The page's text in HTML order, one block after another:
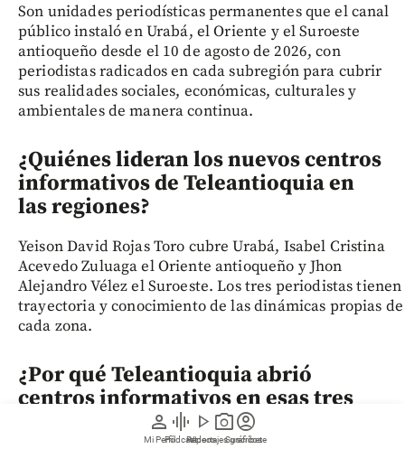
person
Mi Perfil
graphic_eq
Pódcast
play_arrow
Videos
photo_camera
Reportajes gráficos
account_circle
Suscríbete
Son unidades periodísticas permanentes que el canal
público instaló en Urabá, el Oriente y el Suroeste
antioqueño desde el 10 de agosto de 2026, con
periodistas radicados en cada subregión para cubrir
sus realidades sociales, económicas, culturales y
ambientales de manera continua.
¿Quiénes lideran los nuevos centros
informativos de Teleantioquia en
las regiones?
Yeison David Rojas Toro cubre Urabá, Isabel Cristina
Acevedo Zuluaga el Oriente antioqueño y Jhon
Alejandro Vélez el Suroeste. Los tres periodistas tienen
trayectoria y conocimiento de las dinámicas propias de
cada zona.
¿Por qué Teleantioquia abrió
centros informativos en esas tres
subregiones?